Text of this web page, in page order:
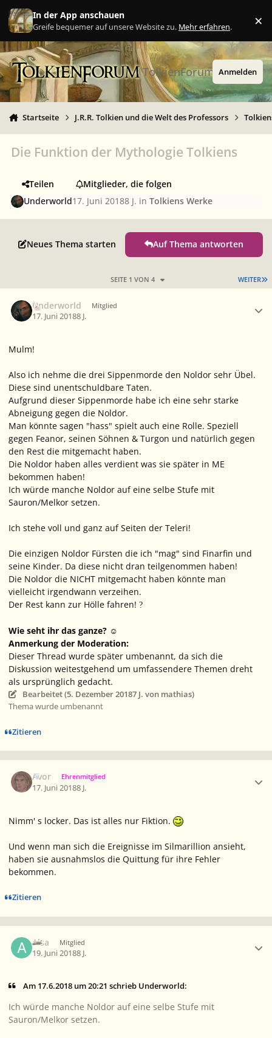
Zu Inhalt springen
In der App anschauen
Greife bequemer auf unsere Website zu. Mehr erfahren. ×
TolkienForum Anmelden
Startseite J.R.R. Tolkien und die Welt des Professors
Die Funktion der Mythologie Tolkiens
Teilen
Mitglieder, die folgen
Underworld17. Juni 20188 J. inTolkiens Werke
Neues Thema starten Auf Thema antworten
WEITER
SEITE 1 VON 4
Underworld Mitglied
17. Juni 20188 J.
Mulm!
Also ich nehme die drei Sippenmorde den Noldor sehr Übel.
Diese sind unentschuldbare Taten.
Aufgrund dieser Sippenmorde habe ich eine sehr starke
Abneigung gegen die Noldor.
Man könnte sagen "hass" spielt auch eine Rolle. Speziell
gegen Feanor, seinen Söhnen & Turgon und natürlich gegen
den Rest die mitgemacht haben.
Die Noldor haben alles verdient was sie später in ME
bekommen haben!
Ich würde manche Noldor auf eine selbe Stufe mit
Sauron/Melkor setzen.
Ich stehe voll und ganz auf Seiten der Teleri!
Die einzigen Noldor Fürsten die ich "mag" sind Finarfin und
seine Kinder. Da diese nicht dran teilgenommen haben!
Die Noldor die NICHT mitgemacht haben könnte man
vielleicht irgendwann verzeihen.
Der Rest kann zur Hölle fahren! ?
Wie seht ihr das ganze? ☺
Anmerkung der Moderation:
Dieser Thread wurde später umbenannt, da sich die
Diskussion weitestgehend um umfassendere Themen dreht
als ursprünglich gedacht.
Bearbeitet (5. Dezember 20187 J. von mathias)
Thema wurde umbenannt
Zitieren
Avor Ehrenmitglied
17. Juni 20188 J.
Nimm' s locker. Das ist alles nur Fiktion.
Und wenn man sich die Ereignisse im Silmarillion ansieht,
haben sie ausnahmslos die Quittung für ihre Fehler
bekommen.
Zitieren
Alsa Mitglied
19. Juni 20188 J.
Am 17.6.2018 um 20:21 schrieb Underworld:
Ich würde manche Noldor auf eine selbe Stufe mit
Sauron/Melkor setzen.